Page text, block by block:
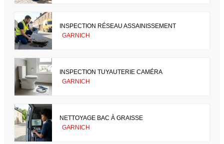
INSPECTION RÉSEAU ASSAINISSEMENT
GARNICH
INSPECTION TUYAUTERIE CAMÉRA
GARNICH
NETTOYAGE BAC À GRAISSE
GARNICH